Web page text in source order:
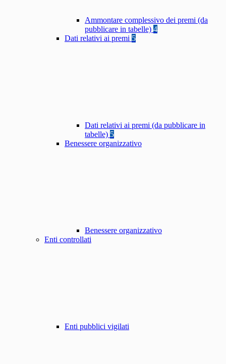
Ammontare complessivo dei premi (da
pubblicare in tabelle) 4
Dati relativi ai premi 5
Dati relativi ai premi (da pubblicare in
tabelle) 5
Benessere organizzativo
Benessere organizzativo
Enti controllati
Enti pubblici vigilati